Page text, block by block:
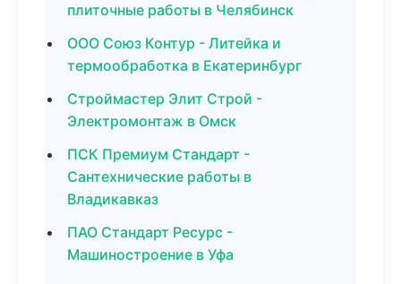
плиточные работы в Челябинск
ООО Союз Контур - Литейка и
термообработка в Екатеринбург
Строймастер Элит Строй -
Электромонтаж в Омск
ПСК Премиум Стандарт -
Сантехнические работы в
Владикавказ
ПАО Стандарт Ресурс -
Машиностроение в Уфа